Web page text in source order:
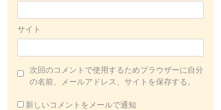
サイト
次回のコメントで使用するためブラウザーに自分
の名前、メールアドレス、サイトを保存する。
新しいコメントをメールで通知